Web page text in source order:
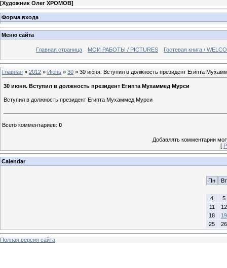
[Художник Олег ХРОМОВ]
Форма входа
Меню сайта
Главная страница МОИ РАБОТЫ / PICTURES Гостевая книга /
Главная » 2012 » Июнь » 30 » 30 июня. Вступил в должность президент Египта
30 июня. Вступил в должность президент Египта Мухаммед Мурси
Вступил в должность президент Египта Мухаммед Мурси
Всего комментариев: 0
Добавлять комментарии
[
Calendar
Пн Вт
4
5
11
12
18
19
25
26
Полная версия сайта